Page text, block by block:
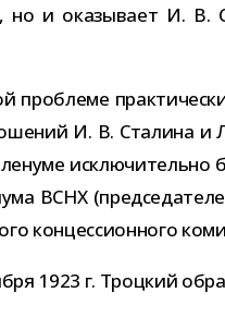
но и ока­зы­вает И.
про­блеме
И. В. Сталина и
ВСНХ
кон­цес­си­он­ного
1923 г. Троцкий